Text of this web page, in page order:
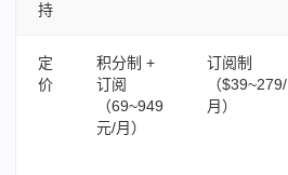
持
定
价
积分制 +
订阅
（69~949
元/月）
订阅制
（$39~279/
月）